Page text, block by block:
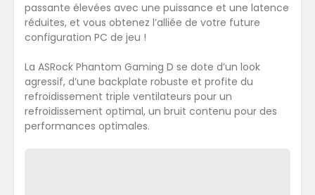
passante élevées avec une puissance et une latence
réduites, et vous obtenez l’alliée de votre future
configuration PC de jeu !
La ASRock Phantom Gaming D se dote d’un look
agressif, d’une backplate robuste et profite du
refroidissement triple ventilateurs pour un
refroidissement optimal, un bruit contenu pour des
performances optimales.